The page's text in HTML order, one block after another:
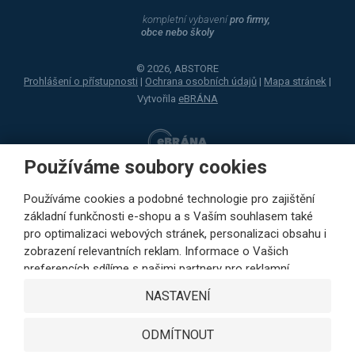
Používáme soubory cookies
Používáme cookies a podobné technologie pro zajištění
základní funkčnosti e-shopu a s Vaším souhlasem také
pro optimalizaci webových stránek, personalizaci obsahu i
zobrazení relevantních reklam. Informace o Vašich
preferencích sdílíme s našimi partnery pro reklamní,
sociální sítě i podrobné analýzy pouze s Vaším souhlasem.
Partneři mohou tyto údaje v rámci personalizace reklamy
využívání jejich služeb. Kliknutím na tlačítko SOUHLASÍM
NASTAVENÍ
ODMÍTNOUT
kompletní vybavenípro firmy,
obce nebo školy
© 2026, ABSTORE
Prohlášení o přístupnosti | Ochrana osobních údajů | Mapa stránek |
Vytvořila eBRÁNA